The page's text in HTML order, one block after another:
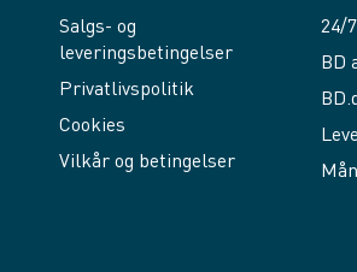
Salgs- og
leveringsbetingelser
Privatlivspolitik
Cookies
Vilkår og betingelser
24/7
BD